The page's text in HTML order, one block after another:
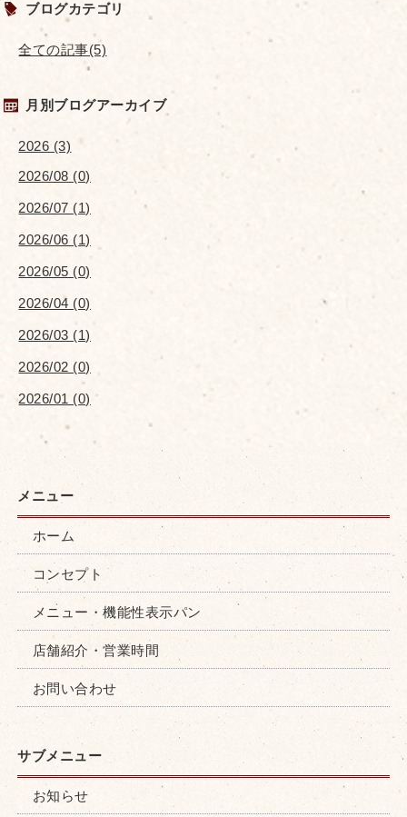
ブログカテゴリ
全ての記事(5)
月別ブログアーカイブ
2026 (3)
2026/08 (0)
2026/07 (1)
2026/06 (1)
2026/05 (0)
2026/04 (0)
2026/03 (1)
2026/02 (0)
2026/01 (0)
ホーム
コンセプト
メニュー・機能性表示パン
店舗紹介・営業時間
お問い合わせ
お知らせ